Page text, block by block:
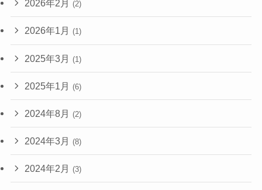
2026年2月 (2)
2026年1月 (1)
2025年3月 (1)
2025年1月 (6)
2024年8月 (2)
2024年3月 (8)
2024年2月 (3)